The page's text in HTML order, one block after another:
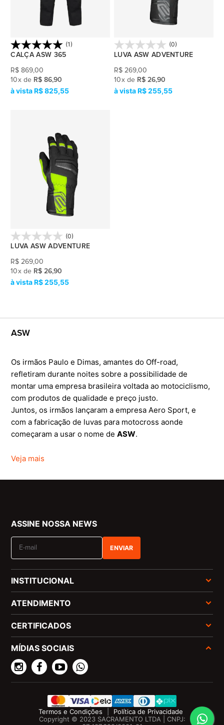
(1)
CALÇA ASW 365
R$ 869,00
10x de R$ 86,90
R$ 825,55
(0)
LUVA ASW ADVENTURE
R$ 269,00
10x de R$ 26,90
R$ 255,55
(0)
LUVA ASW ADVENTURE
R$ 269,00
10x de R$ 26,90
R$ 255,55
ASW
Os irmãos Paulo e Dimas, amantes do Off-road,
refletiram durante noites sobre a possibilidade de
montar uma empresa brasileira voltada ao motociclismo,
com produtos de qualidade e preço justo.
Juntos, os irmãos lançaram a empresa Aero Sport, e
com a fabricação de luvas para motocross aonde
começaram a usar o nome deASW.
Veja mais
ASSINE NOSSA NEWS
ENVIAR
INSTITUCIONAL
ATENDIMENTO
CERTIFICADOS
MÍDIAS SOCIAIS
Termos e Condições
Política de Privacidade
Copyright © 2023 SACRAMENTO LTDA | CNPJ: